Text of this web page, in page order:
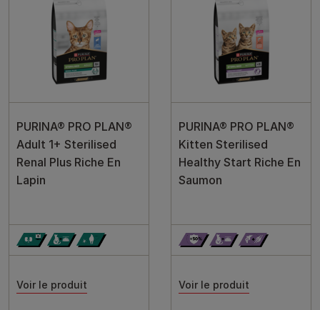
PURINA® PRO PLAN®
Adult 1+ Sterilised
Renal Plus Riche En
Lapin
Voir le produit
PURINA® PRO PLAN®
Kitten Sterilised
Healthy Start Riche En
Saumon
Voir le produit